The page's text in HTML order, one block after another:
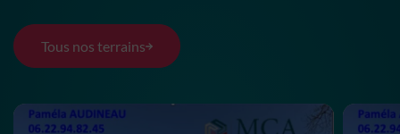
Tous nos terrains